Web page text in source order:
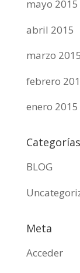
mayo 2015
abril 2015
marzo 2015
febrero
enero 2015
Categorías
BLOG
Meta
Acceder